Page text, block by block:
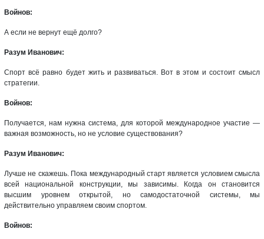
Войнов:
А если не вернут ещё долго?
Разум Иванович:
Спорт всё равно будет жить и развиваться. Вот в этом и состоит смысл
стратегии.
Войнов:
Получается, нам нужна система, для которой международное участие —
важная возможность, но не условие существования?
Разум Иванович:
Лучше не скажешь. Пока международный старт является условием смысла
всей национальной конструкции, мы зависимы. Когда он становится
высшим уровнем открытой, но самодостаточной системы, мы
действительно управляем своим спортом.
Войнов: